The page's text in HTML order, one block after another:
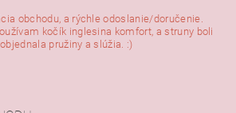
obchodu, a rýchle odoslanie/doručenie.
kočík inglesina komfort, a struny boli
pružiny a slúžia. :)